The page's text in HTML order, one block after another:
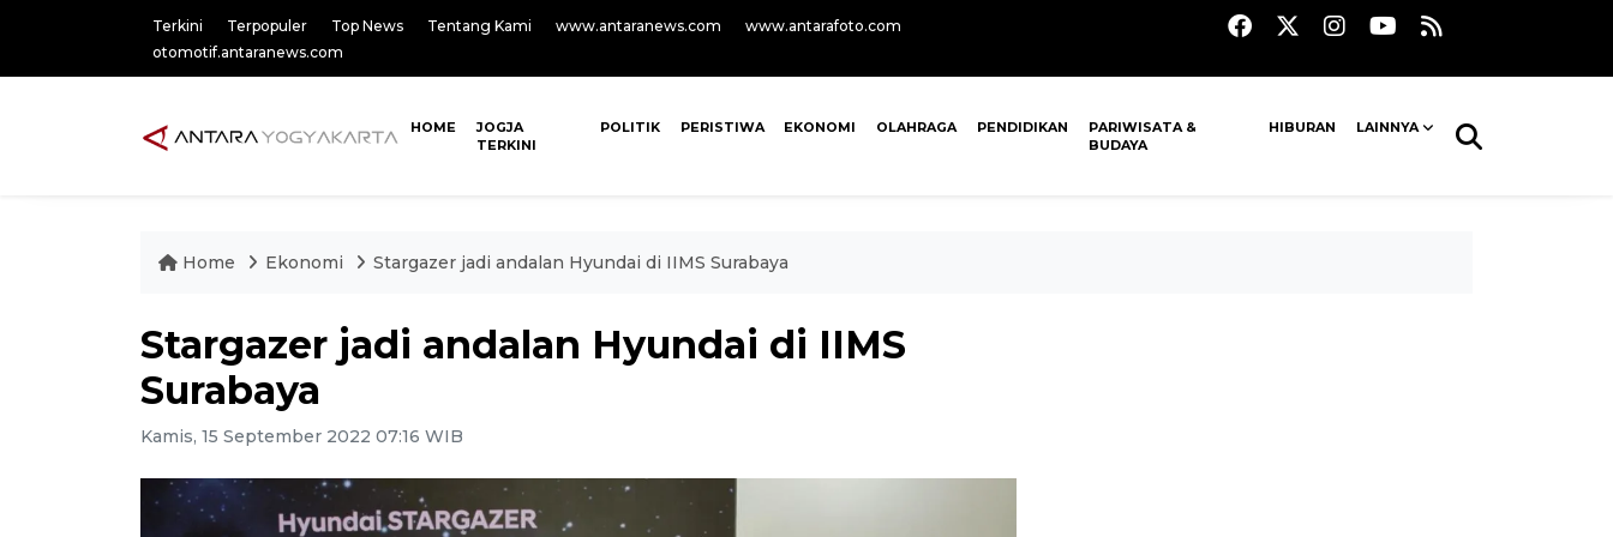
Terkini Terpopuler Top News Tentang Kami www.antaranews.com
www.antarafoto.com
otomotif.antaranews.com
HOME
JOGJA
TERKINI
POLITIK PERISTIWA EKONOMI OLAHRAGA PENDIDIKAN
PARIWISATA &
BUDAYA
HIBURAN LAINNYA
Home Ekonomi Stargazer jadi andalan Hyundai di IIMS Surabaya
Stargazer jadi andalan Hyundai di IIMS
Surabaya
Kamis, 15 September 2022 07:16 WIB